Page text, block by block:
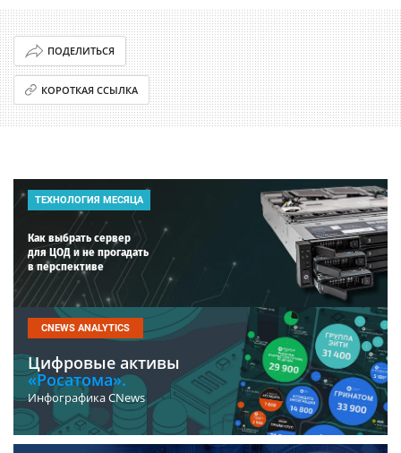
ПОДЕЛИТЬСЯ
КОРОТКАЯ ССЫЛКА
ТЕХНОЛОГИЯ МЕСЯЦА
Как выбрать сервер
для ЦОД и не прогадать
в перспективе
CNEWS ANALYTICS
Цифровые активы
«Росатома».
Инфографика CNews